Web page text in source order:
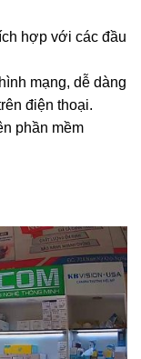
hợp với các đầu
mạng, dễ dàng
điện thoại.
phần mềm